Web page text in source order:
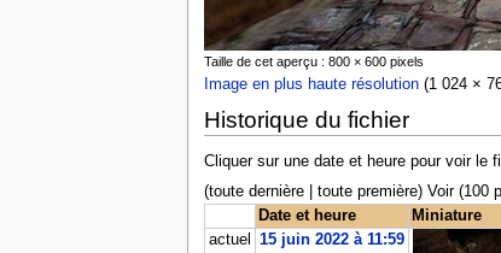
Taille de cet aperçu : 800 × 600 pixels
Image en plus haute résolution (1 024 ×
Historique du fichier
Cliquer sur une date et heure pour voir le
(toute dernière | toute première) Voir (100
Date et heure
Miniature
actuel
15 juin 2022 à 11:59